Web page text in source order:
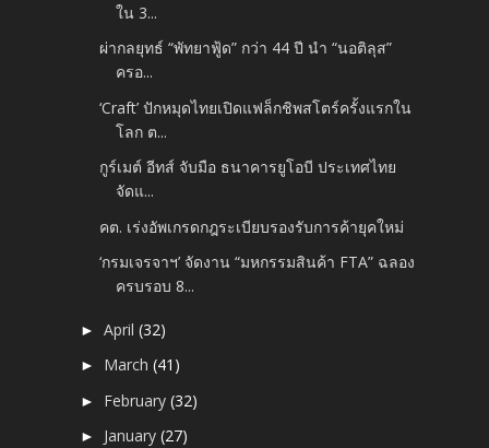
ใน 3...
ผ่ากลยุทธ์ “พัทยาฟู้ด” กว่า 44 ปี นำ “นอติลุส”
ครอ...
‘Craft’ ปักหมุดไทยเปิดแฟล็กชิพสโตร์ครั้งแรกใน
โลก ต...
กูร์เมต์ อีทส์ จับมือ ธนาคารยูโอบี ประเทศไทย
จัดแ...
คต. เร่งอัพเกรดกฎระเบียบรองรับการค้ายุคใหม่
‘กรมเจรจาฯ’ จัดงาน “มหกรรมสินค้า FTA” ฉลอง
ครบรอบ 8...
►April(32)
► March(41)
► February(32)
► January(27)